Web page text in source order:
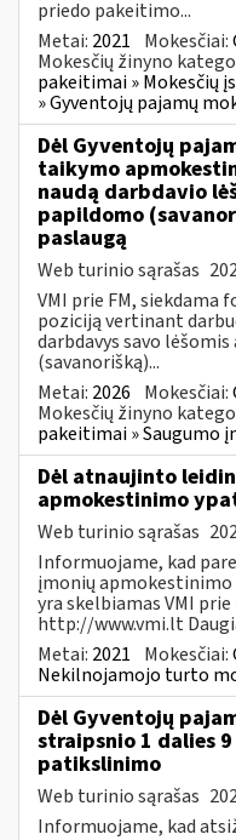
priedo pakeitimo...
Metai: 2021 Mokesčiai:
Mokesčių žinyno
pakeitimai » Mokesčių
» Gyventojų pajamų
Dėl Gyventojų
taikymo
naudą darbdavio
papildomo
paslaugą
Web turinio sąrašas
VMI prie FM, siekdama
poziciją vertinant
darbdavys savo
(savanorišką)...
Metai: 2026 Mokesčiai:
Mokesčių žinyno
pakeitimai » Saugumo
Dėl atnaujinto
apmokestinimo
Web turinio sąrašas
Informuojame, kad
įmonių apmokestinimo
yra skelbiamas VMI
http://www.vmi.lt
Metai: 2021 Mokesčiai:
Nekilnojamojo turto
Dėl Gyventojų
straipsnio 1 dalies
patikslinimo
Web turinio sąrašas
Informuojame, kad